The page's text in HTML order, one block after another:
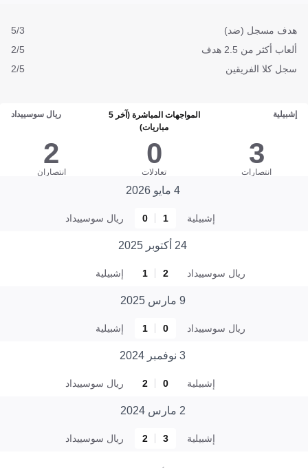
هدف مسجل (ضد)
5/3
ألعاب أكثر من 2.5 هدف
2/5
سجل كلا الفريقين
2/5
إشبيلية
المواجهات المباشرة (آخر 5
مباريات)
ريال سوسييداد
3
انتصارات
0
تعادلات
2
انتصاران
4 مايو 2026
إشبيلية 1
0 ريال سوسييداد
24 أكتوبر 2025
ريال سوسييداد 2
1 إشبيلية
9 مارس 2025
ريال سوسييداد 0
1 إشبيلية
3 نوفمبر 2024
إشبيلية 0
2 ريال سوسييداد
2 مارس 2024
إشبيلية 3
2 ريال سوسييداد